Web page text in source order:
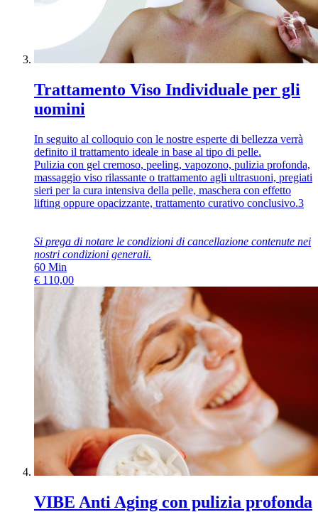
Trattamento Viso Individuale per gli
uomini
In seguito al colloquio con le nostre esperte di bellezza verrà
definito il trattamento ideale in base al tipo di pelle.
Pulizia con gel cremoso, peeling, vapozono, pulizia profonda,
massaggio viso rilassante o trattamento agli ultrasuoni, pregiati
sieri per la cura intensiva della pelle, maschera con effetto
lifting oppure opacizzante, trattamento curativo conclusivo.3
Si prega di notare le condizioni di cancellazione contenute nei
nostri condizioni generali.
60 Min
€ 110,00
VIBE Anti Aging con pulizia profonda